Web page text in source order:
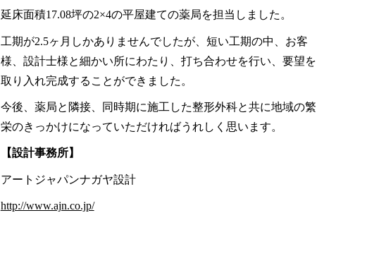
延床面積17.08坪の2×4の平屋建ての薬局を担当しました。
工期が2.5ヶ月しかありませんでしたが、短い工期の中、お客
様、設計士様と細かい所にわたり、打ち合わせを行い、要望を
取り入れ完成することができました。
今後、薬局と隣接、同時期に施工した整形外科と共に地域の繁
栄のきっかけになっていただければうれしく思います。
【設計事務所】
アートジャパンナガヤ設計
http://www.ajn.co.jp/